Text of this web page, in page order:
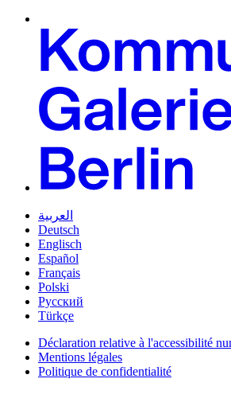
العربية
Deutsch
Englisch
Español
Français
Polski
Русский
Türkçe
Déclaration relative à l'accessibilité
Mentions légales
Politique de confidentialité